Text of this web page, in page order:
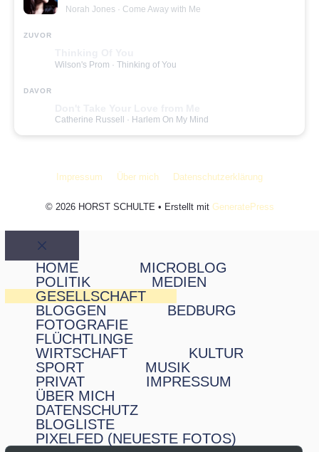
Norah Jones · Come Away with Me
ZUVOR
Wilson's Prom · Thinking of You
DAVOR
Catherine Russell · Harlem On My Mind
Impressum Über mich Datenschutzerklärung
© 2026 HORST SCHULTE • Erstellt mit GeneratePress
Schließen
HOME
MICROBLOG
POLITIK
MEDIEN
GESELLSCHAFT
BLOGGEN
BEDBURG
FOTOGRAFIE
FLÜCHTLINGE
WIRTSCHAFT
KULTUR
SPORT
MUSIK
PRIVAT
IMPRESSUM
ÜBER MICH
DATENSCHUTZ
BLOGLISTE
PIXELFED (NEUESTE FOTOS)